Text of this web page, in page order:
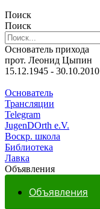
Поиск
Поиск
Основатель прихода
прот. Леонид Цыпин
15.12.1945 - 30.10.2010
Основатель
Трансляции
Telegram
JugenDOrth e.V.
Воскр. школа
Библиотека
Лавка
Объявления
Объявления